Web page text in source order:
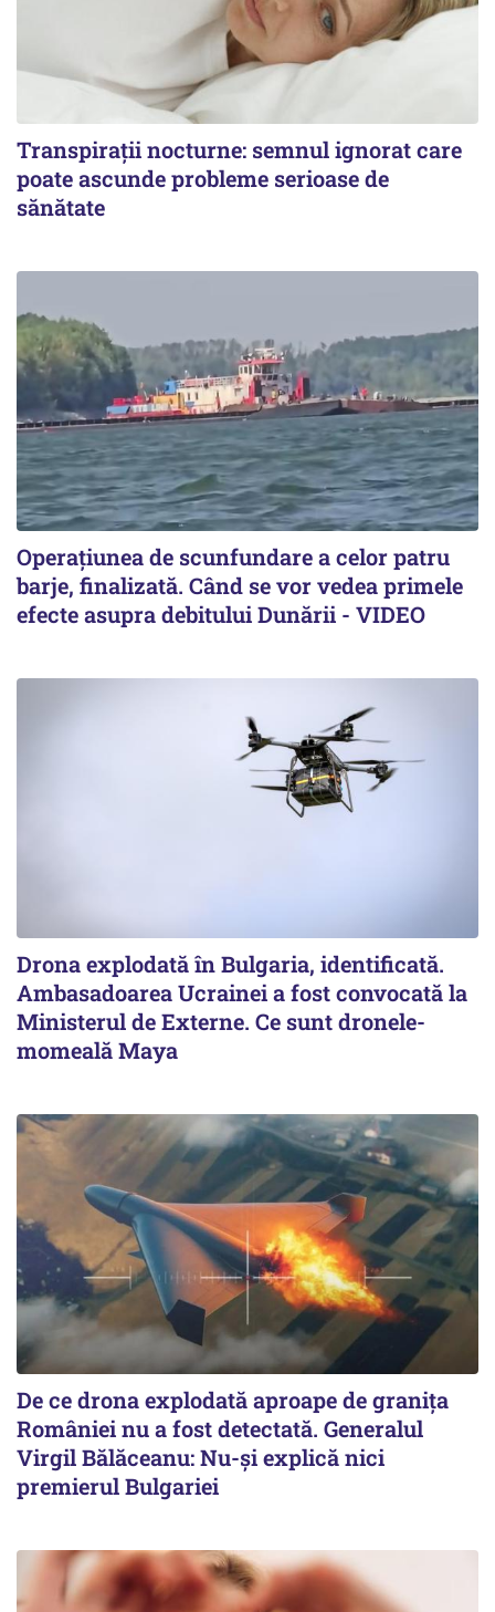
Transpirații nocturne: semnul ignorat care
poate ascunde probleme serioase de
sănătate
Operațiunea de scunfundare a celor patru
barje, finalizată. Când se vor vedea primele
efecte asupra debitului Dunării - VIDEO
Drona explodată în Bulgaria, identificată.
Ambasadoarea Ucrainei a fost convocată la
Ministerul de Externe. Ce sunt dronele-
momeală Maya
De ce drona explodată aproape de granița
României nu a fost detectată. Generalul
Virgil Bălăceanu: Nu-și explică nici
premierul Bulgariei